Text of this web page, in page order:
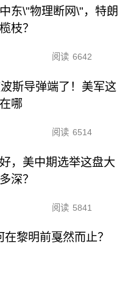
东\"物理断网\"，特朗
枝？
阅读 6642
斯导弹端了！美军这
哪
阅读 6514
，美中期选举这盘大
深？
阅读 5841
黎明前戛然而止？